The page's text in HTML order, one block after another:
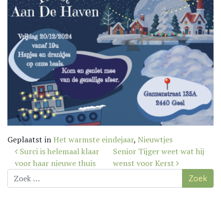
Geplaatst inHet warmste eindejaar, Nieuwtjes
Bericht
navigatie
Surci is helemaal klaar
voor haar nieuwe thuis
Senior Tijger weet wat hij
wenst voor Kerst
Zoek
naar: